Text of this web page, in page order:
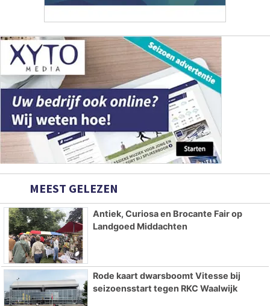
MEEST GELEZEN
Antiek, Curiosa en Brocante Fair op
Landgoed Middachten
Rode kaart dwarsboomt Vitesse bij
seizoensstart tegen RKC Waalwijk